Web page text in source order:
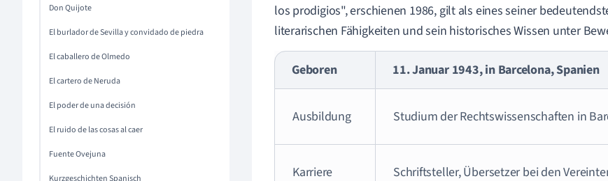
Don Quijote
El burlador de Sevilla y convidado de piedra
El caballero de Olmedo
El cartero de Neruda
El poder de una decisión
El ruido de las cosas al caer
Fuente Ovejuna
Kurzgeschichten Spanisch
los prodigios", erschienen 1986, gilt als eines seiner
literarischen Fähigkeiten und sein historisches Wissen unter
Geboren 11. Januar 1943, in Barcelona, Spanien
Ausbildung Studium der Rechtswissenschaften in
Karriere Schriftsteller, Übersetzer bei den